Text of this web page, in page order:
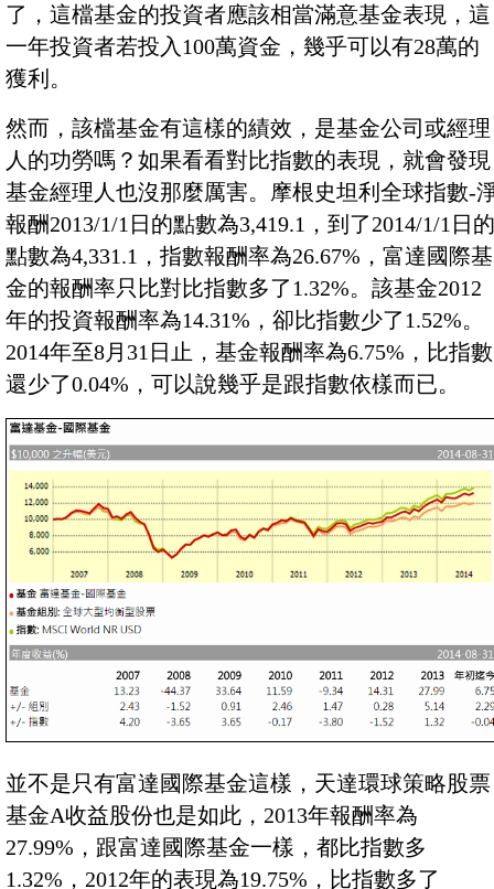
了，這檔基金的投資者應該相當滿意基金表現，這
一年投資者若投入100萬資金，幾乎可以有28萬的
獲利。
然而，該檔基金有這樣的績效，是基金公司或經理
人的功勞嗎？如果看看對比指數的表現，就會發現
基金經理人也沒那麼厲害。摩根史坦利全球指數-
報酬2013/1/1日的點數為3,419.1，到了2014/1/1日的
點數為4,331.1，指數報酬率為26.67%，富達國際基
金的報酬率只比對比指數多了1.32%。該基金2012
年的投資報酬率為14.31%，卻比指數少了1.52%。
2014年至8月31日止，基金報酬率為6.75%，比指數
還少了0.04%，可以說幾乎是跟指數依樣而已。
並不是只有富達國際基金這樣，天達環球策略股票
基金A收益股份也是如此，2013年報酬率為
27.99%，跟富達國際基金一樣，都比指數多
1.32%，2012年的表現為19.75%，比指數多了